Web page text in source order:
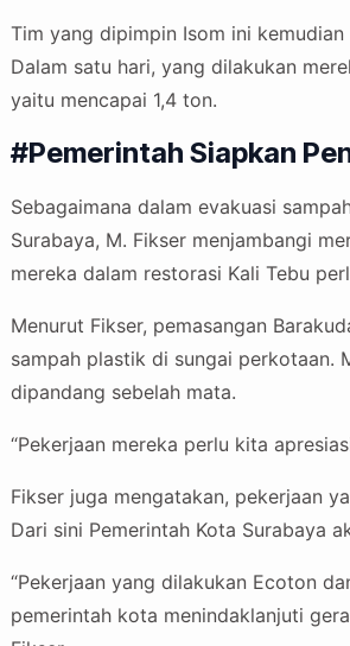
Tim yang dipimpin Isom ini
Dalam satu hari, yang dilakukan
yaitu mencapai 1,4 ton.
#Pemerintah Siapkan
Sebagaimana dalam evakuasi
Surabaya, M. Fikser menjambangi
mereka dalam restorasi Kali Tebu
Menurut Fikser, pemasangan
sampah plastik di sungai perkotaan.
dipandang sebelah mata.
“Pekerjaan mereka perlu kita
Fikser juga mengatakan, pekerjaan
Dari sini Pemerintah Kota Surabaya
“Pekerjaan yang dilakukan Ecoton
pemerintah kota menindaklanjuti